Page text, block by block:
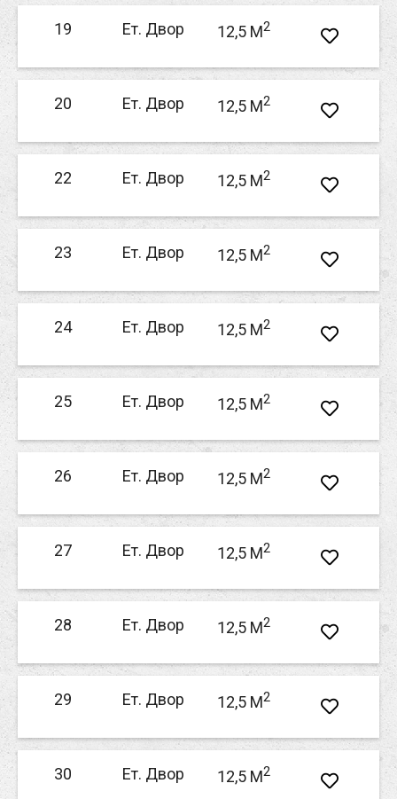
19 Ет. Двор 12,5 M2
20 Ет. Двор 12,5 M2
22 Ет. Двор 12,5 M2
23 Ет. Двор 12,5 M2
24 Ет. Двор 12,5 M2
25 Ет. Двор 12,5 M2
26 Ет. Двор 12,5 M2
27 Ет. Двор 12,5 M2
28 Ет. Двор 12,5 M2
29 Ет. Двор 12,5 M2
30 Ет. Двор 12,5 M2